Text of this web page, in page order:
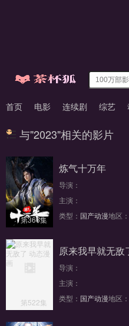
首页 电影 连续剧 综艺
与"2023"相关的影片
第366集
炼气十万年
导演：
主演：
类型： 国产动漫地区：
第522集
原来我早就无敌
导演：
主演：
类型： 国产动漫地区：